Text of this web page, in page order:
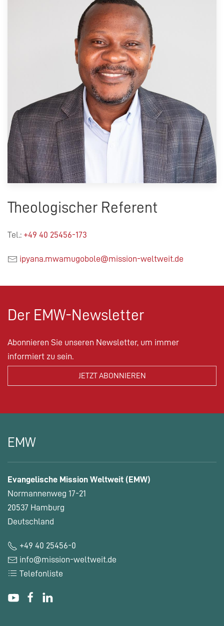
Theologischer Referent
Tel.: +49 40 25456-173
ipyana.mwamugobole@mission-weltweit.de
Der EMW-Newsletter
Abonnieren Sie unseren Newsletter, um immer
informiert zu sein.
EMW
Evangelische Mission Weltweit (EMW)
Normannenweg 17-21
20537 Hamburg
Deutschland
+49 40 25456-0
info@mission-weltweit.de
Telefonliste